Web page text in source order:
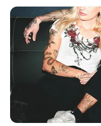
Festival çərçivəsində
dən çox yerli şirkət öz
Xankəndi şəhərində,
Bərpa, Tikinti və
əlaqələr şöbəsindən
görə, Zəfər meydanında
iştirakçıları çay və
olmaq, müxtəlif növ
istehsalçıların təqdim